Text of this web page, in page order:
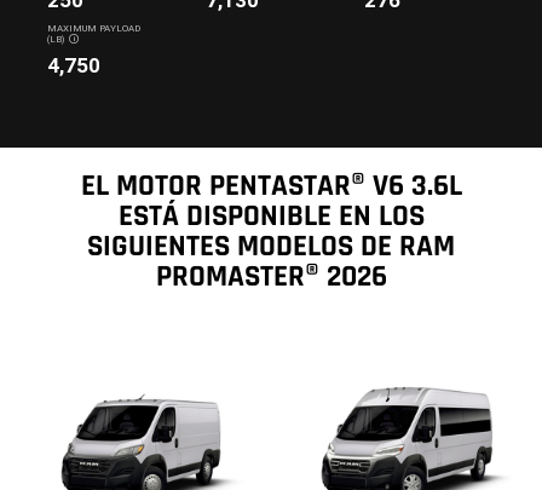
MAXIMUM PAYLOAD
(LB)
DISCLOSURE
4,750
EL MOTOR PENTASTAR® V6 3.6L
ESTÁ DISPONIBLE EN LOS
SIGUIENTES MODELOS DE RAM
PROMASTER® 2026